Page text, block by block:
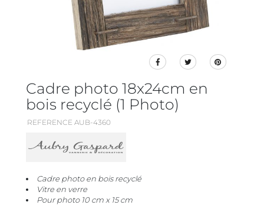
Cadre photo 18x24cm en
bois recyclé (1 Photo)
REFERENCE AUB-4360
Cadre photo en bois recyclé
Vitre en verre
Pour photo 10 cm x 15 cm